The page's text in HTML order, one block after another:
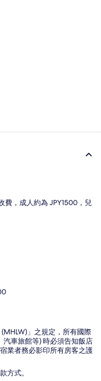
費，成人約為 JPY1500，兒
」之規定，所有國際
車旅館等) 時必須告知飯店
業者務必影印所有房客之護
方式。